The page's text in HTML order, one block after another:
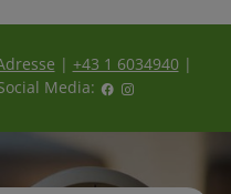
| +43 1 6034940|
Media: